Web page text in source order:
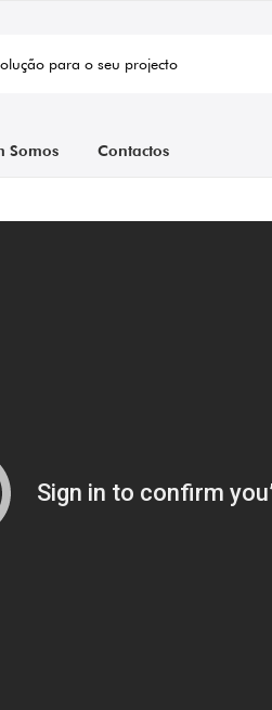
Somos Contactos